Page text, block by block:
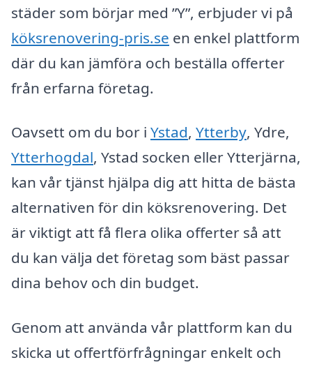
städer som börjar med ”Y”, erbjuder vi på
köksrenovering-pris.se en enkel plattform
där du kan jämföra och beställa offerter
från erfarna företag.
Oavsett om du bor i Ystad, Ytterby, Ydre,
Ytterhogdal, Ystad socken eller Ytterjärna,
kan vår tjänst hjälpa dig att hitta de bästa
alternativen för din köksrenovering. Det
är viktigt att få flera olika offerter så att
du kan välja det företag som bäst passar
dina behov och din budget.
Genom att använda vår plattform kan du
skicka ut offertförfrågningar enkelt och